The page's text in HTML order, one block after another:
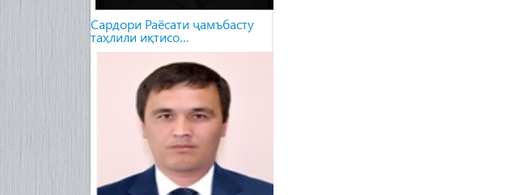
Сардори Раёсати ҷамъбасту
таҳлили иқтисо…